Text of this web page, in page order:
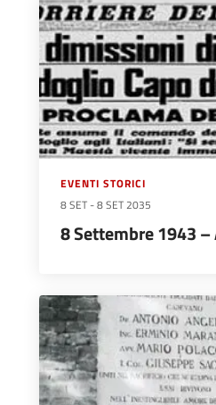
EVENTI STORICI
8 SET -8 SET 2035
8 Settembre 1943